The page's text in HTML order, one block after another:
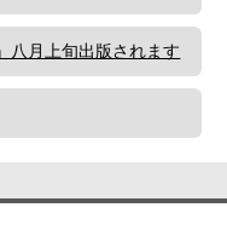
月上旬出版されます